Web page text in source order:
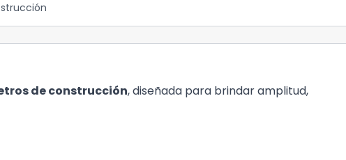
de construcción, diseñada para brindar amplitud,